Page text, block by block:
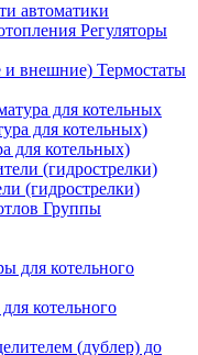
автоматики
Регуляторы
Термостаты
для котельных
для котельных)
(гидрострелки)
Группы
котельного